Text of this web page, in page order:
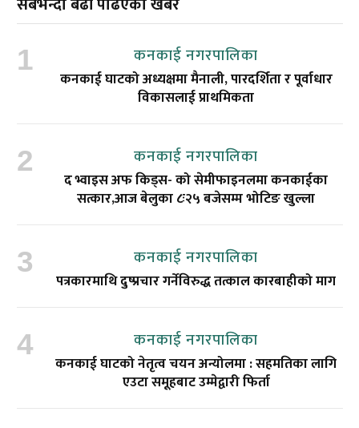
कनकाई नगरपालिका
कनकाई घाटको अध्यक्षमा मैनाली, पारदर्शिता र पूर्वाधार
विकासलाई प्राथमिकता
कनकाई नगरपालिका
द भ्वाइस अफ किड्स- को सेमीफाइनलमा कनकाईका
सत्कार,आज बेलुका ८ः२५ बजेसम्म भोटिङ खुल्ला
कनकाई नगरपालिका
पत्रकारमाथि दुष्प्रचार गर्नेविरुद्ध तत्काल कारबाहीको माग
कनकाई नगरपालिका
कनकाई घाटको नेतृत्व चयन अन्योलमा : सहमतिका लागि
एउटा समूहबाट उम्मेद्वारी फिर्ता